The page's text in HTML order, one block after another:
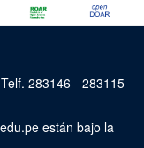
283146 - 283115
están bajo la